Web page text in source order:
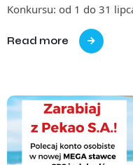
Konkursu: od 1 do 31
Read more